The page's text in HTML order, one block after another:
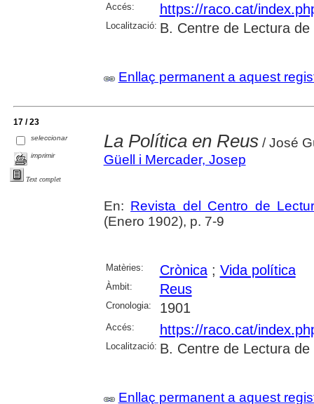
Accés: https://raco.cat/
Localització: B. Centre de Lectura de
Enllaç permanent a aquest
17 / 23
seleccionar
imprimir
Text complet
La Política en Reus/ José
Güell i Mercader, Josep
En: Revista del Centro de
(Enero 1902), p. 7-9
Matèries: Crònica; Vida política
Àmbit: Reus
Cronologia: 1901
Accés: https://raco.cat/
Localització: B. Centre de Lectura de
Enllaç permanent a aquest